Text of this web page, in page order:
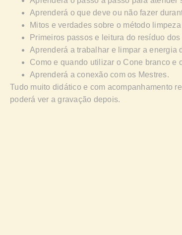
Aprenderá o que deve ou não fazer
Mitos e verdades sobre o método
Primeiros passos e leitura do resíduo
Aprenderá a trabalhar e limpar a energia
Como e quando utilizar o Cone branco e
Aprenderá a conexão com os Mestres.
Tudo muito didático e com acompanhamento
poderá ver a gravação depois.